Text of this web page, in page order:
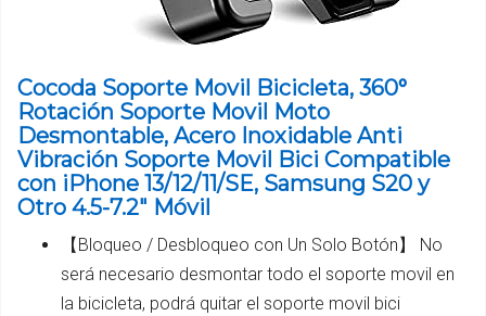
Cocoda Soporte Movil Bicicleta, 360°
Rotación Soporte Movil Moto
Desmontable, Acero Inoxidable Anti
Vibración Soporte Movil Bici Compatible
con iPhone 13/12/11/SE, Samsung S20 y
Otro 4.5-7.2" Móvil
【Bloqueo / Desbloqueo con Un Solo Botón】 No
será necesario desmontar todo el soporte movil en
la bicicleta, podrá quitar el soporte movil bici